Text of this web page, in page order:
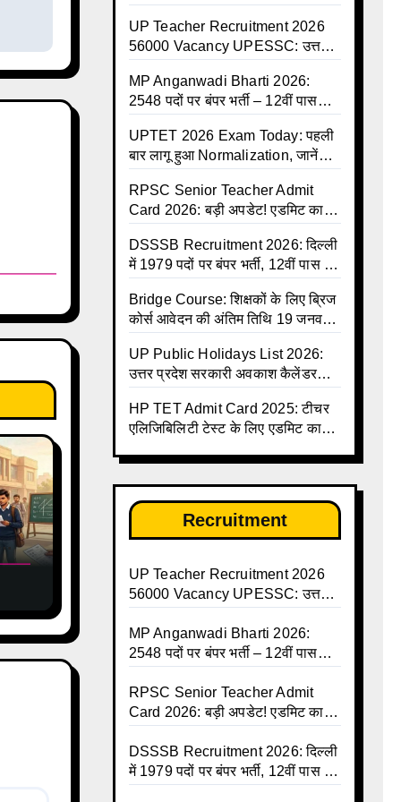
इलाज शुरू
UP Teacher Recruitment 2026
56000 Vacancy UPESSC: उत्तर
की बंपर भर्ती की तैयारी, अगस्त में आ
सकता है विज्ञापन
MP Anganwadi Bharti 2026:
2548 पदों पर बंपर भर्ती – 12वीं पास
Apply Online
UPTET 2026 Exam Today: पहली
बार लागू हुआ Normalization, जानें
क्या होगा फायदा
RPSC Senior Teacher Admit
Card 2026: बड़ी अपडेट! एडमिट कार्ड
जरूरी निर्देश
DSSSB Recruitment 2026: दिल्ली
में 1979 पदों पर बंपर भर्ती, 12वीं पास के
तक
Bridge Course: शिक्षकों के लिए ब्रिज
कोर्स आवेदन की अंतिम तिथि 19 जनवरी
UP Public Holidays List 2026:
उत्तर प्रदेश सरकारी अवकाश कैलेंडर
डाउनलोड करें | Up Avkash Talika |
up government avkash talika |
Sarkari Avkash Talika | Up
Calendar
HP TET Admit Card 2025: टीचर
एलिजिबिलिटी टेस्ट के लिए एडमिट कार्ड
Recruitment
UP Teacher Recruitment 2026
56000 Vacancy UPESSC: उत्तर
की बंपर भर्ती की तैयारी, अगस्त में आ
सकता है विज्ञापन
MP Anganwadi Bharti 2026:
2548 पदों पर बंपर भर्ती – 12वीं पास
Apply Online
RPSC Senior Teacher Admit
Card 2026: बड़ी अपडेट! एडमिट कार्ड
जरूरी निर्देश
DSSSB Recruitment 2026: दिल्ली
में 1979 पदों पर बंपर भर्ती, 12वीं पास के